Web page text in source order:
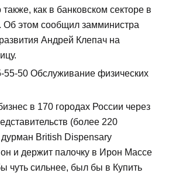
как в банковском секторе в
Об этом сообщил замминистра
Андрей Клепач на
55-50 Обслуживание физических
в 170 городах России через
(более 220
British Dispensary
и держит палочку в Ирон Массе
чуть сильнее, был бы в Купить